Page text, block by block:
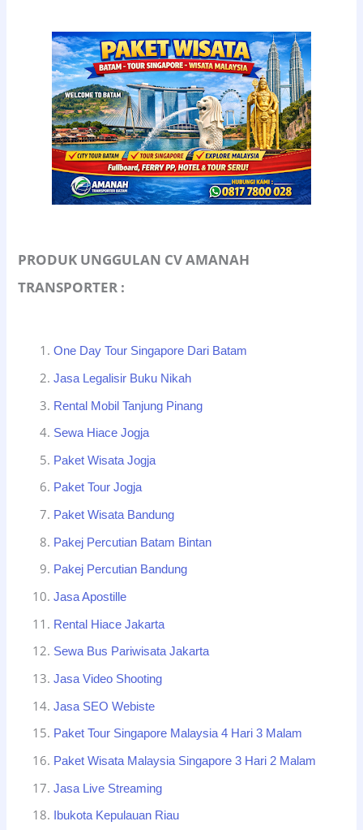
PRODUK UNGGULAN CV AMANAH
TRANSPORTER :
One Day Tour Singapore Dari Batam
Jasa Legalisir Buku Nikah
Rental Mobil Tanjung Pinang
Sewa Hiace Jogja
Paket Wisata Jogja
Paket Tour Jogja
Paket Wisata Bandung
Pakej Percutian Batam Bintan
Pakej Percutian Bandung
Jasa Apostille
Rental Hiace Jakarta
Sewa Bus Pariwisata Jakarta
Jasa Video Shooting
Jasa SEO Webiste
Paket Tour Singapore Malaysia 4 Hari 3 Malam
Paket Wisata Malaysia Singapore 3 Hari 2 Malam
Jasa Live Streaming
Ibukota Kepulauan Riau